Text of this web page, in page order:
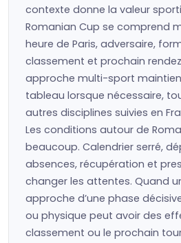
contexte donne la valeur
Romanian Cup se comprend
heure de Paris, adversaire,
classement et prochain
approche multi-sport
tableau lorsque nécessaire,
autres disciplines suivies en
Les conditions autour de
beaucoup. Calendrier serré,
absences, récupération et
changer les attentes. Quand
approche d’une phase
ou physique peut avoir des
classement ou le prochain